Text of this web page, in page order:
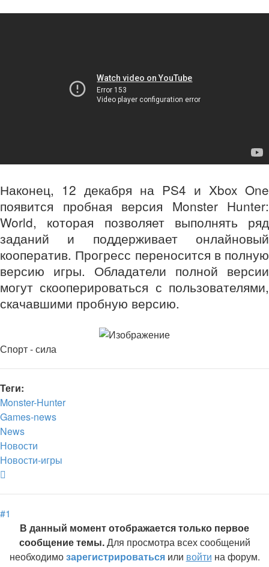
Наконец, 12 декабря на PS4 и Xbox One
появится пробная версия Monster Hunter:
World, которая позволяет выполнять ряд
заданий и поддерживает онлайновый
кооператив. Прогресс переносится в полную
версию игры. Обладатели полной версии
могут скооперироваться с пользователями,
скачавшими пробную версию.
Спорт - сила
Теги:
Monster-Hunter
Games-news
News
Новости
Новости-игры
#1
В данный момент отображается только первое
сообщение темы.Для просмотра всех сообщений
необходимозарегистрироватьсяили войти на форум.